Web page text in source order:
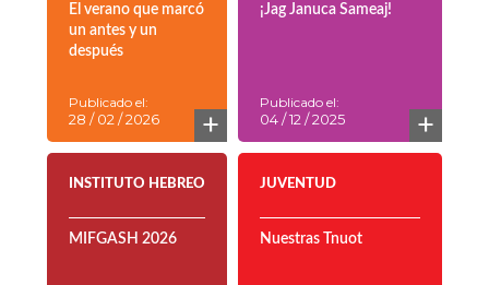
El verano que marcó
un antes y un
después
Publicado el:
28 / 02 / 2026 +
¡Jag Januca Sameaj!
Publicado el:
04 / 12 / 2025 +
INSTITUTO HEBREO
MIFGASH 2026
JUVENTUD
Nuestras Tnuot